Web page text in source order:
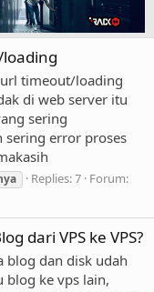
timeout/loading
di web server itu
sering
sering error proses
Replies: 7 Forum:
dari VPS ke VPS?
blog dan disk udah
blog ke vps lain,